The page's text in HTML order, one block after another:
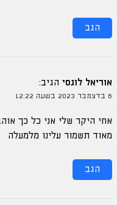
הגב
אוריאל לוגסי הגיב:
6 בדצמבר 2023 בשעה 12:22
אחי היקר שלי אני כל כך
מאוד תשמור עלינו מלמעלה
הגב